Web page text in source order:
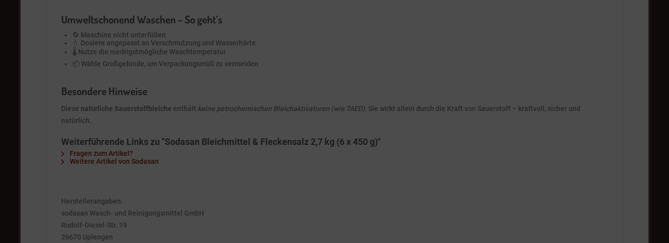
Umweltschonend Waschen – So geht’s
🔄 Maschine nicht unterfüllen
💧 Dosiere angepasst an Verschmutzung und Wasserhärte
🌡️ Nutze die niedrigstmögliche Waschtemperatur
📦 Wähle Großgebinde, um Verpackungsmüll zu vermeiden
Besondere Hinweise
Diese natürliche Sauerstoffbleiche enthält keine petrochemischen Bleichaktivatoren (wie TAED). Sie wirkt allein durch die Kraft von Sauerstoff – kraftvoll, sicher und
natürlich.
Weiterführende Links zu "Sodasan Bleichmittel & Fleckensalz 2,7 kg (6 x 450 g)"
Fragen zum Artikel?
Weitere Artikel von Sodasan
Herstellerangaben:
sodasan Wasch- und Reinigungsmittel GmbH
Rudolf-Diesel-Str. 19
26670 Uplengen